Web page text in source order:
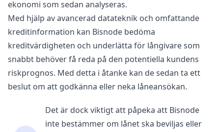
ekonomi som sedan analyseras.
Med hjälp av avancerad datateknik och omfattande
kreditinformation kan Bisnode bedöma
kreditvärdigheten och underlätta för långivare som
snabbt behöver få reda på den potentiella kundens
riskprognos. Med detta i åtanke kan de sedan ta ett
beslut om att godkänna eller neka låneansökan.
Det är dock viktigt att påpeka att Bisnode
inte bestämmer om lånet ska beviljas eller